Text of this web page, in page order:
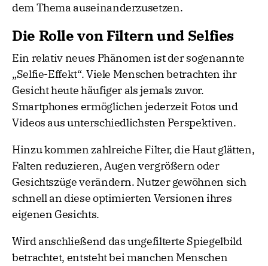
dem Thema auseinanderzusetzen.
Die Rolle von Filtern und Selfies
Ein relativ neues Phänomen ist der sogenannte
„Selfie-Effekt“. Viele Menschen betrachten ihr
Gesicht heute häufiger als jemals zuvor.
Smartphones ermöglichen jederzeit Fotos und
Videos aus unterschiedlichsten Perspektiven.
Hinzu kommen zahlreiche Filter, die Haut glätten,
Falten reduzieren, Augen vergrößern oder
Gesichtszüge verändern. Nutzer gewöhnen sich
schnell an diese optimierten Versionen ihres
eigenen Gesichts.
Wird anschließend das ungefilterte Spiegelbild
betrachtet, entsteht bei manchen Menschen